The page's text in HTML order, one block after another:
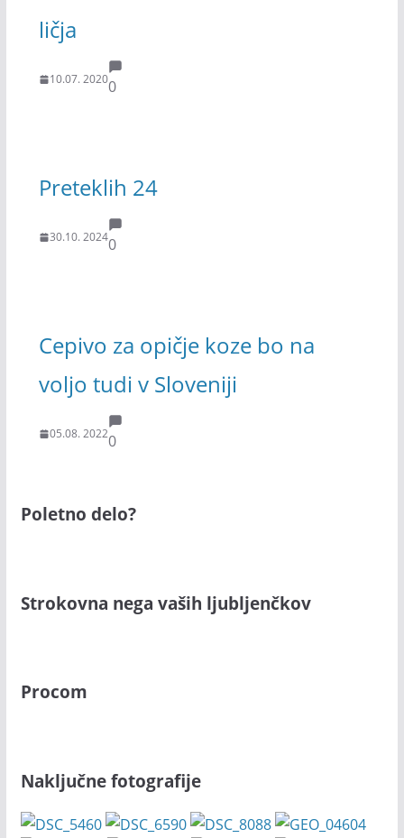
ličja
10.07. 20200
Preteklih 24
30.10. 20240
Cepivo za opičje koze bo na
voljo tudi v Sloveniji
05.08. 20220
Poletno delo?
Strokovna nega vaših ljubljenčkov
Procom
Naključne fotografije